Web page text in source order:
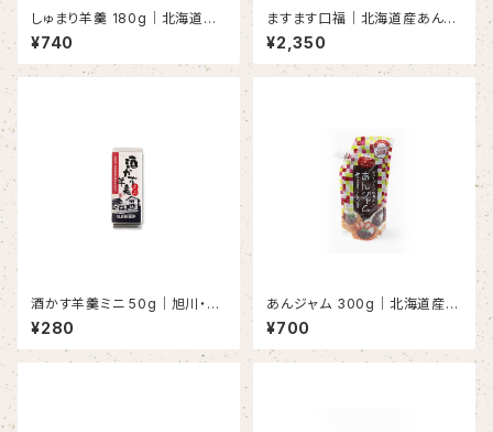
しゅまり羊羹 180g｜北海道優
良品種「しゅまり小豆」使用
¥740
ますます口福｜北海道産あんこ
3種＆トッピング付き｜枡入りギ
フトセット
¥2,350
酒かす羊羹ミニ 50g｜旭川・高
砂酒造の酒かす×しゅまり小豆
¥280
あんジャム 300g｜北海道産し
ゅまり小豆・無添加あんこスプレ
ッド・パンやおやつに
¥700